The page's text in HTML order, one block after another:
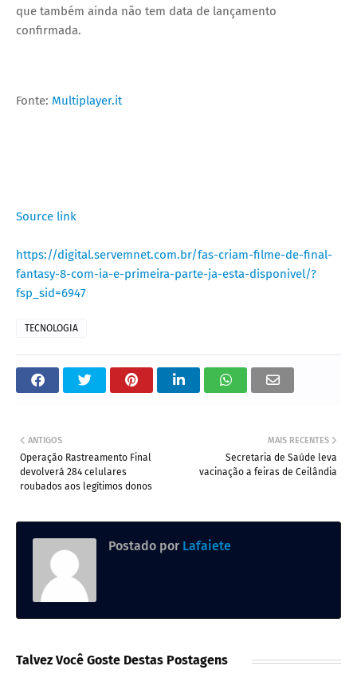
que também ainda não tem data de lançamento
confirmada.
Fonte: Multiplayer.it
Source link
https://digital.servemnet.com.br/fas-criam-filme-de-final-
fantasy-8-com-ia-e-primeira-parte-ja-esta-disponivel/?
fsp_sid=6947
TECNOLOGIA
MAIS RECENTES
Secretaria de Saúde leva
vacinação a feiras de Ceilândia
ANTIGOS
Operação Rastreamento Final
devolverá 284 celulares
roubados aos legítimos donos
Postado por Lafaiete
Talvez Você Goste Destas Postagens